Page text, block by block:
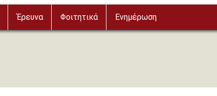
Έρευνα Φοιτητικά Ενημέρωση